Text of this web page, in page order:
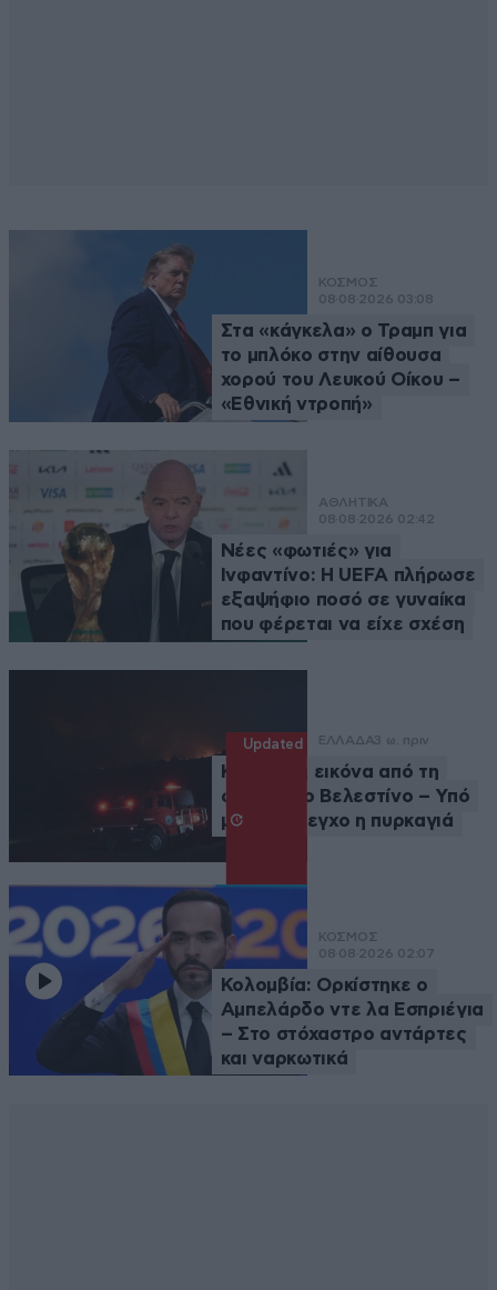
ΚΟΣΜΟΣ
08·08·2026 03:08
Στα «κάγκελα» ο Τραμπ για
το μπλόκο στην αίθουσα
χορού του Λευκού Οίκου –
«Εθνική ντροπή»
ΑΘΛΗΤΙΚΑ
08·08·2026 02:42
Νέες «φωτιές» για
Ινφαντίνο: Η UEFA πλήρωσε
εξαψήφιο ποσό σε γυναίκα
που φέρεται να είχε σχέση
Updated ΕΛΛΑΔΑ3 ω. πριν
Καλύτερη εικόνα από τη
φωτιά στο Βελεστίνο – Υπό
μερικό έλεγχο η πυρκαγιά
ΚΟΣΜΟΣ
08·08·2026 02:07
Κολομβία: Ορκίστηκε ο
Αμπελάρδο ντε λα Εσπριέγια
– Στο στόχαστρο αντάρτες
και ναρκωτικά